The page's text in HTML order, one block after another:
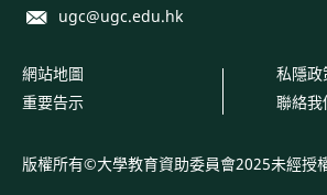
E-mailugc@ugc.edu.hk
網站地圖
重要告示
私隱政
聯絡我
版權所有©大學教育資助委員會2025未經授